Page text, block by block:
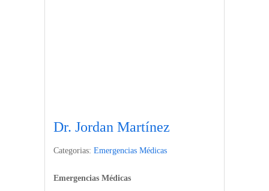
Dr. Jordan Martínez
Categorias: Emergencias Médicas
Emergencias Médicas